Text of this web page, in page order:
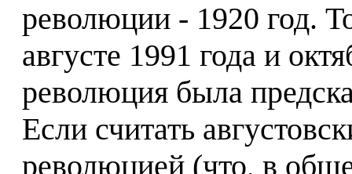
революции - 1920 год.
августе 1991 года и
революция была
Если считать
революцией (что, в